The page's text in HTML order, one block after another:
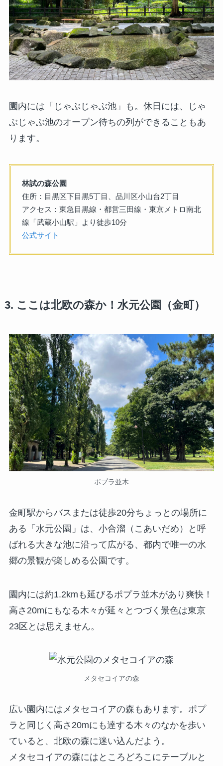
園内には「じゃぶじゃぶ池」も。休日には、じゃ
ぶじゃぶ池のオープン待ちの列ができることもあ
ります。
林試の森公園
住所：目黒区下目黒5丁目、品川区小山台2丁目
アクセス：東急目黒線・都営三田線・東京メトロ南北
線「武蔵小山駅」より徒歩10分
公式サイト
3. ここは北欧の森か！水元公園（金町）
ポプラ並木
金町駅からバスまたは徒歩20分ちょっとの場所に
ある「水元公園」は、小合溜（こあいだめ）と呼
ばれる大きな池に沿って広がる、都内で唯一の水
郷の景観が楽しめる公園です。
園内には約1.2kmも延びるポプラ並木があり爽快！
高さ20mにもなる木々が延々とつづく景色は東京
23区とは思えません。
メタセコイアの森
広い園内にはメタセコイアの森もあります。ポプ
ラと同じく高さ20mにも達する木々のなかを歩い
ていると、北欧の森に迷い込んだよう。
メタセコイアの森にはところどろこにテーブルと